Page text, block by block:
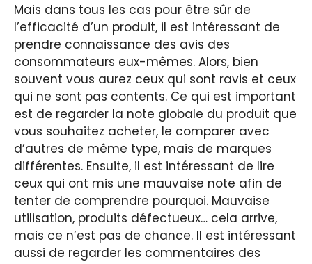
Mais dans tous les cas pour être sûr de
l’efficacité d’un produit, il est intéressant de
prendre connaissance des avis des
consommateurs eux-mêmes. Alors, bien
souvent vous aurez ceux qui sont ravis et ceux
qui ne sont pas contents. Ce qui est important
est de regarder la note globale du produit que
vous souhaitez acheter, le comparer avec
d’autres de même type, mais de marques
différentes. Ensuite, il est intéressant de lire
ceux qui ont mis une mauvaise note afin de
tenter de comprendre pourquoi. Mauvaise
utilisation, produits défectueux… cela arrive,
mais ce n’est pas de chance. Il est intéressant
aussi de regarder les commentaires des